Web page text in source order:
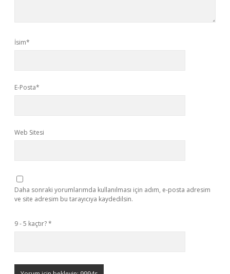
İsim*
E-Posta*
Web Sitesi
Daha sonraki yorumlarımda kullanılması için adım, e-posta adresim
ve site adresim bu tarayıcıya kaydedilsin.
9 - 5 kaçtır?*